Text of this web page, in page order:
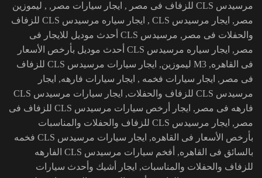
مرسيدس CLS للزفاف فى مصر , ايجار سيارات مصر, , ليموزين
مصر, ايجار مرسيدس CLS , ايجار سياره مرسيدس CLS للزفاف
والحفلات فى مصر, مرسيدس CLS أحدث موديل للايجار فى
مصر, ايجار سياره مرسيدس CLS أحدث موديل بأرخص الأسعار
فى القاهره, M3 ليموزين, ايجار سيارات مرسيدس CLS للزفاف
فى مصر, ايجار سيارات فخمه , ايجار سيارات فارهه, ايجار
مرسيدس CLS للزفاف والحفلات, ايجار سيارات مرسيدس CLS
فارهه فى مصر, ايجار أرخص سيارات مرسيدس CLS للزفاف فى
مصر, ايجار مرسيدس CLS للزفاف والحفلات والمناسبات
بأرخص الأسعار فى القاهره, ايجار سيارات مرسيدس CLS فخمه
بالسائق فى القاهره, أفخم سيارات مرسيدس CLS الفارهه
للزفاف والحفلات والمناسبات, ايجار أشيك وأحدث سيارات